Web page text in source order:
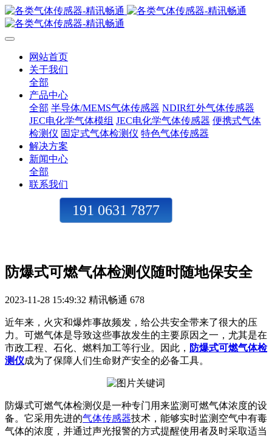
网站首页
关于我们
全部
产品中心
全部 半导体/MEMS气体传感器 NDIR红外气体传感器
JEC电化学气体模组 JEC电化学气体传感器 便携式气体
检测仪 固定式气体检测仪 特色气体传感器
解决方案
新闻中心
全部
联系我们
191 0631 7877
防爆式可燃气体检测仪随时随地保安全
2023-11-28 15:49:32 精讯畅通 678
近年来，火灾和爆炸事故频发，给公共安全带来了很大的压
力。可燃气体是导致这些事故发生的主要原因之一，尤其是在
市政工程、石化、燃料加工等行业。因此， 防爆式可燃气体检
测仪成为了保障人们生命财产安全的必备工具。
防爆式可燃气体检测仪是一种专门用来监测可燃气体浓度的设
备。它采用先进的气体传感器技术，能够实时监测空气中有毒
气体的浓度，并通过声光报警的方式提醒使用者及时采取适当